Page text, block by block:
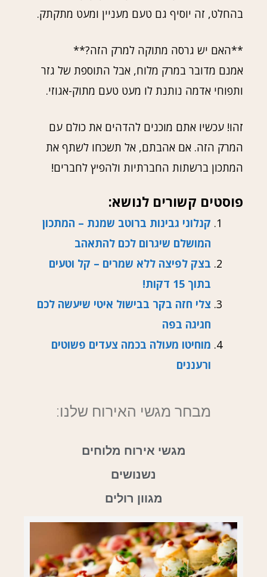
בהחלט, זה יוסיף גם טעם מעניין ומעט מתקתק.
**האם יש גרסה מתוקה למרק הזה?**
אמנם מדובר במרק מלוח, אבל התוספת של גזר
ותפוחי אדמה נותנת לו מעט טעם מתוק-אגוזי.
זהו! עכשיו אתם מוכנים להדהים את כולם עם
המרק הזה. אם אהבתם, אל תשכחו לשתף את
המתכון ברשתות החברתיות ולהפיץ לחברים!
פוסטים קשורים לנושא:
קנלוני גבינות ברוטב שמנת – המתכון
המושלם שיגרום לכם להתאהב
בצק לפיצה ללא שמרים – קל וטעים
בתוך 15 דקות!
צלי חזה בקר בבישול איטי שיעשה לכם
חגיגה בפה
מוחיטו מעולה בכמה צעדים פשוטים
ורעננים
מבחר מגשי האירוח שלנו:
מגשי אירוח מלוחים
נשנושים
מגוון רולים